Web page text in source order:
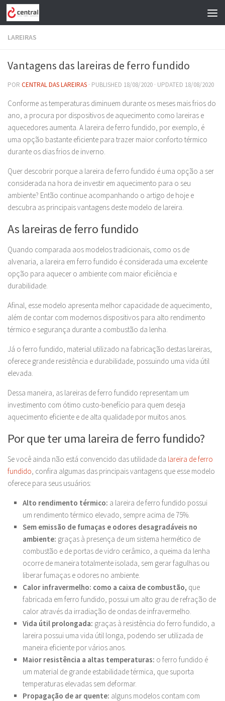
Skip to content
LAREIRAS
Vantagens das lareiras de ferro fundido
POR CENTRAL DAS LAREIRAS · PUBLISHED 18/08/2020 · UPDATED 18/08/2020
Conforme as temperaturas diminuem durante os meses mais frios do
ano, a procura por dispositivos de aquecimento como lareiras e
aquecedores aumenta. A lareira de ferro fundido, por exemplo, é
uma opção bastante eficiente para trazer maior conforto térmico
durante os dias frios de inverno.
Quer descobrir porque a lareira de ferro fundido é uma opção a ser
considerada na hora de investir em aquecimento para o seu
ambiente? Então continue acompanhando o artigo de hoje e
descubra as principais vantagens deste modelo de lareira.
As lareiras de ferro fundido
Quando comparada aos modelos tradicionais, como os de
alvenaria, a lareira em ferro fundido é considerada uma excelente
opção para aquecer o ambiente com maior eficiência e
durabilidade.
Afinal, esse modelo apresenta melhor capacidade de aquecimento,
além de contar com modernos dispositivos para alto rendimento
térmico e segurança durante a combustão da lenha.
Já o ferro fundido, material utilizado na fabricação destas lareiras,
oferece grande resistência e durabilidade, possuindo uma vida útil
elevada.
Dessa maneira, as lareiras de ferro fundido representam um
investimento com ótimo custo-benefício para quem deseja
aquecimento eficiente e de alta qualidade por muitos anos.
Por que ter uma lareira de ferro fundido?
Se você ainda não está convencido das utilidade da lareira de ferro
fundido, confira algumas das principais vantagens que esse modelo
oferece para seus usuários:
Alto rendimento térmico: a lareira de ferro fundido possui
um rendimento térmico elevado, sempre acima de 75%.
Sem emissão de fumaças e odores desagradáveis no
ambiente: graças à presença de um sistema hermético de
combustão e de portas de vidro cerâmico, a queima da lenha
ocorre de maneira totalmente isolada, sem gerar fagulhas ou
liberar fumaças e odores no ambiente.
Calor infravermelho: como a caixa de combustão, que
fabricada em ferro fundido, possui um alto grau de refração de
calor através da irradiação de ondas de infravermelho.
Vida útil prolongada: graças à resistência do ferro fundido, a
lareira possui uma vida útil longa, podendo ser utilizada de
maneira eficiente por vários anos.
Maior resistência a altas temperaturas: o ferro fundido é
um material de grande estabilidade térmica, que suporta
temperaturas elevadas sem deformar.
Propagação de ar quente: alguns modelos contam com